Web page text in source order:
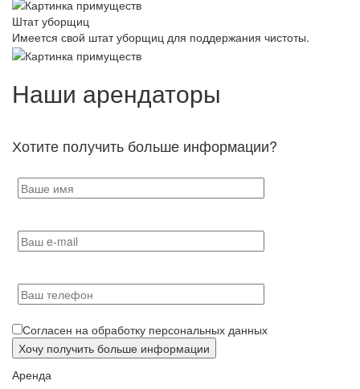
Штат уборщиц
Имеется свой штат уборщиц для поддержания чистоты.
Наши арендаторы
Хотите получить больше информации?
Согласен на обработку персональных данных
Аренда